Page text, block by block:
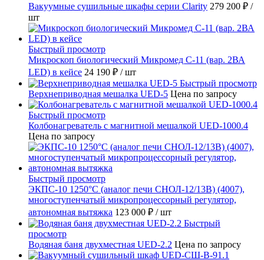
Вакуумные сушильные шкафы серии Clarity 279 200 ₽ /
шт
Быстрый просмотр
Микроскоп биологический Микромед С-11 (вар. 2ВА
LED) в кейсе 24 190 ₽ / шт
Быстрый просмотр
Верхнеприводная мешалка UED-5 Цена по запросу
Быстрый просмотр
Колбонагреватель с магнитной мешалкой UED-1000.4
Цена по запросу
Быстрый просмотр
ЭКПС-10 1250°С (аналог печи СНОЛ-12/13В) (4007),
многоступенчатый микропроцессорный регулятор,
автономная вытяжка 123 000 ₽ / шт
Быстрый
просмотр
Водяная баня двухместная UED-2.2 Цена по запросу